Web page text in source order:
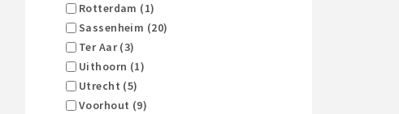
Rotterdam (1)
Sassenheim (20)
Ter Aar (3)
Uithoorn (1)
Utrecht (5)
Voorhout (9)